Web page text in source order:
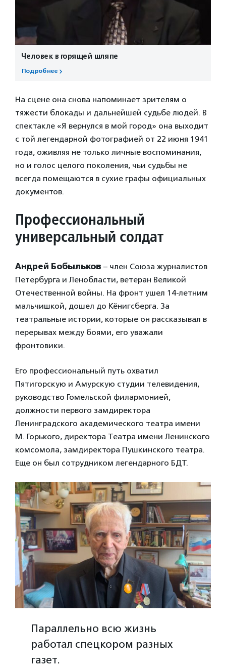
Человек в горящей шляпе
Подробнее
На сцене она снова напоминает зрителям о
тяжести блокады и дальнейшей судьбе людей. В
спектакле «Я вернулся в мой город» она выходит
с той легендарной фотографией от 22 июня 1941
года, оживляя не только личные воспоминания,
но и голос целого поколения, чьи судьбы не
всегда помещаются в сухие графы официальных
документов.
Профессиональный
универсальный солдат
Андрей Бобыльков – член Союза журналистов
Петербурга и Ленобласти, ветеран Великой
Отечественной войны. На фронт ушел 14-летним
мальчишкой, дошел до Кёнигсберга. За
театральные истории, которые он рассказывал в
перерывах между боями, его уважали
фронтовики.
Его профессиональный путь охватил
Пятигорскую и Амурскую студии телевидения,
руководство Гомельской филармонией,
должности первого замдиректора
Ленинградского академического театра имени
М. Горького, директора Театра имени Ленинского
комсомола, замдиректора Пушкинского театра.
Еще он был сотрудником легендарного БДТ.
Параллельно всю жизнь
работал спецкором разных
газет.